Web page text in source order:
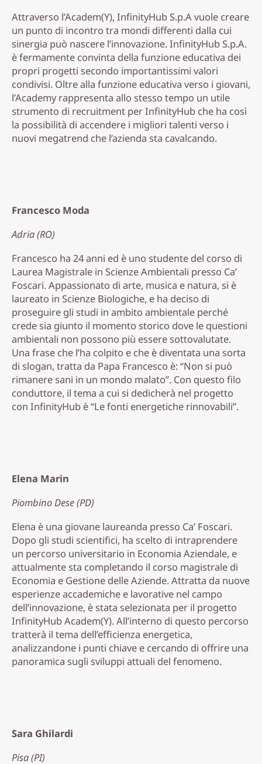
Attraverso l’Academ(Y), InfinityHub S.p.A vuole creare
un punto di incontro tra mondi differenti dalla cui
sinergia può nascere l’innovazione. InfinityHub S.p.A.
è fermamente convinta della funzione educativa dei
propri progetti secondo importantissimi valori
condivisi. Oltre alla funzione educativa verso i giovani,
l’Academy rappresenta allo stesso tempo un utile
strumento di recruitment per InfinityHub che ha così
la possibilità di accendere i migliori talenti verso i
nuovi megatrend che l’azienda sta cavalcando.
Francesco Moda
Adria (RO)
Francesco ha 24 anni ed è uno studente del corso di
Laurea Magistrale in Scienze Ambientali presso Ca’
Foscari. Appassionato di arte, musica e natura, si è
laureato in Scienze Biologiche, e ha deciso di
proseguire gli studi in ambito ambientale perché
crede sia giunto il momento storico dove le questioni
ambientali non possono più essere sottovalutate.
Una frase che l’ha colpito e che è diventata una sorta
di slogan, tratta da Papa Francesco è: “Non si può
rimanere sani in un mondo malato”. Con questo filo
conduttore, il tema a cui si dedicherà nel progetto
con InfinityHub è “Le fonti energetiche rinnovabili”.
Elena Marin
Piombino Dese (PD)
Elena è una giovane laureanda presso Ca’ Foscari.
Dopo gli studi scientifici, ha scelto di intraprendere
un percorso universitario in Economia Aziendale, e
attualmente sta completando il corso magistrale di
Economia e Gestione delle Aziende. Attratta da nuove
esperienze accademiche e lavorative nel campo
dell’innovazione, è stata selezionata per il progetto
InfinityHub Academ(Y). All’interno di questo percorso
tratterà il tema dell’efficienza energetica,
analizzandone i punti chiave e cercando di offrire una
panoramica sugli sviluppi attuali del fenomeno.
Sara Ghilardi
Pisa (PI)